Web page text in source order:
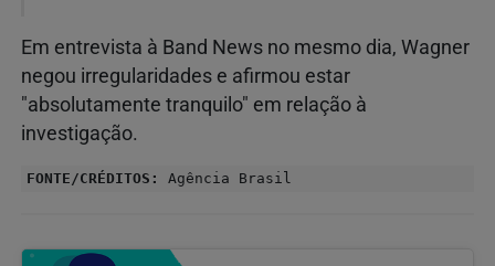
Em entrevista à Band News no mesmo dia, Wagner
negou irregularidades e afirmou estar
"absolutamente tranquilo" em relação à
investigação.
FONTE/CRÉDITOS: Agência Brasil